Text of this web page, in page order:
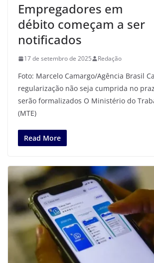
Empregadores em
débito começam a ser
notificados
17 de setembro de 2025 Redação
Foto: Marcelo Camargo/Agência Brasil
regularização não seja cumprida no
serão formalizados O Ministério do
(MTE)
Read More